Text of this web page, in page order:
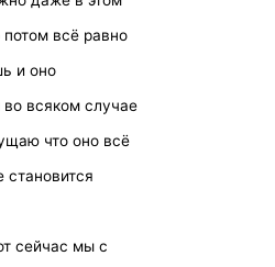
всё равно
и оно
во всяком случае
что оно всё
сейчас мы с